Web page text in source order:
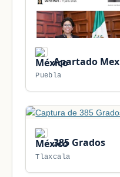
Apartado Mex
Puebla
385 Grados
Tlaxcala